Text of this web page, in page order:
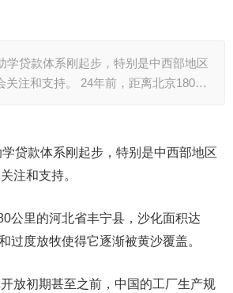
学贷款体系刚起步，特别是中西部地区
关注和支持。 24年前，距离北京180…
贷款体系刚起步，特别是中西部地区
注和支持。
公里的河北省丰宁县，沙化面积达
过度放牧使得它逐渐被黄沙覆盖。
放初期甚至之前，中国的工厂生产规